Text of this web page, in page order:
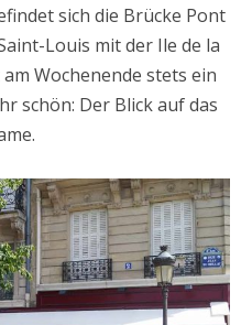
sich die Brücke Pont
Louis mit der Ile de la
Wochenende stets ein
schön: Der Blick auf das